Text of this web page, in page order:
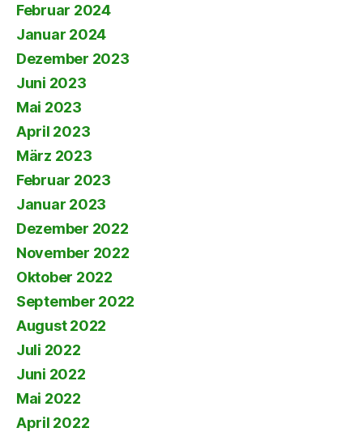
Februar 2024
Januar 2024
Dezember 2023
Juni 2023
Mai 2023
April 2023
März 2023
Februar 2023
Januar 2023
Dezember 2022
November 2022
Oktober 2022
September 2022
August 2022
Juli 2022
Juni 2022
Mai 2022
April 2022